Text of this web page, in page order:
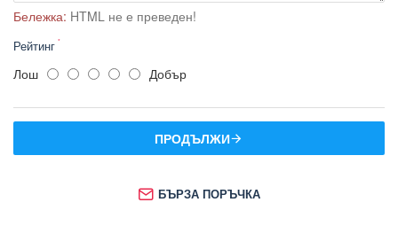
Бележка: HTML не е преведен!
Рейтинг
Лош Добър
ПРОДЪЛЖИ
БЪРЗА ПОРЪЧКА